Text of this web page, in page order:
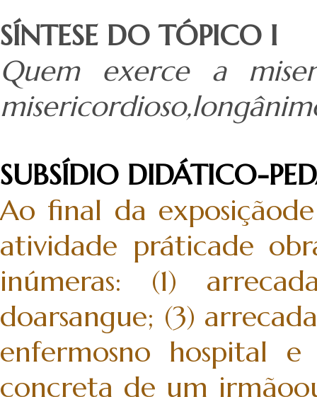
SÍNTESE DO TÓPICO I
Quem exerce a
SUBSÍDIO DIDÁTICO-
Ao final da
atividade práticade
inúmeras: (1)
doarsangue; (3)
enfermosno hospital e
concreta de um